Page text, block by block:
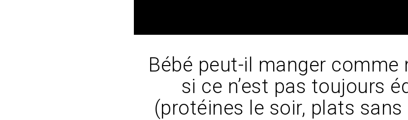
Bébé peut-il manger comme
si ce n’est pas toujours
(protéines le soir, plats